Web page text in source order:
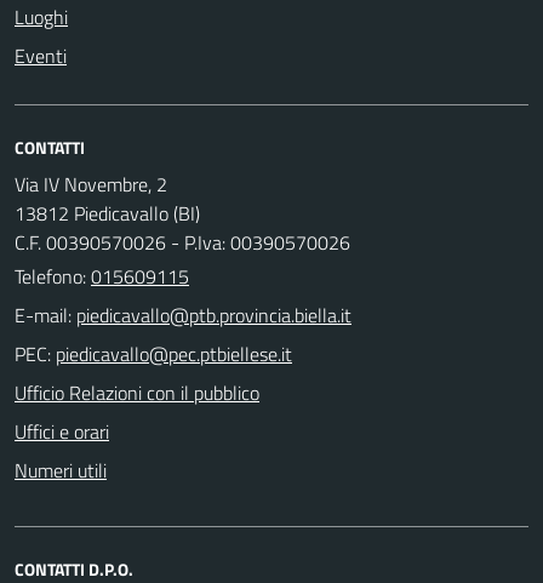
Luoghi
Eventi
CONTATTI
Via IV Novembre, 2
13812 Piedicavallo (BI)
C.F. 00390570026 - P.Iva: 00390570026
Telefono:015609115
E-mail:
PEC:
Ufficio Relazioni con il pubblico
Uffici e orari
Numeri utili
CONTATTI D.P.O.